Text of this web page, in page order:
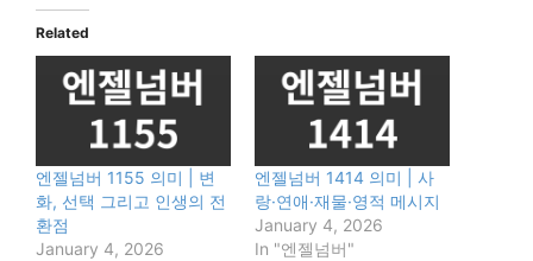
Related
엔젤넘버 1155 의미 | 변
화, 선택 그리고 인생의 전
환점
January 4, 2026
엔젤넘버 1414 의미 | 사
랑·연애·재물·영적 메시지
January 4, 2026
In "엔젤넘버"